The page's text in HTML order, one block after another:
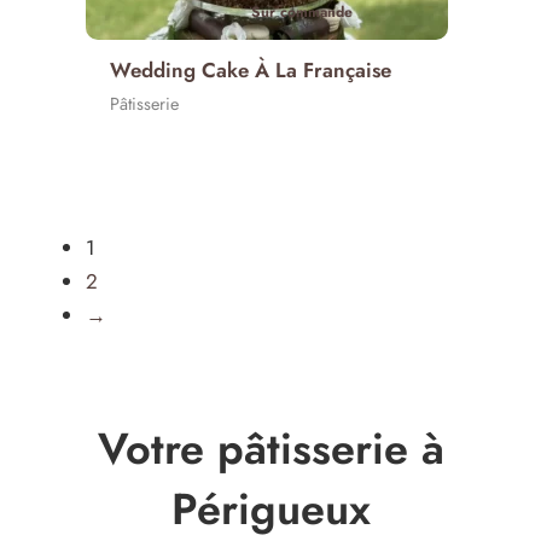
Sur commande
Wedding Cake À La Française
Pâtisserie
1
2
→
Votre pâtisserie à
Périgueux